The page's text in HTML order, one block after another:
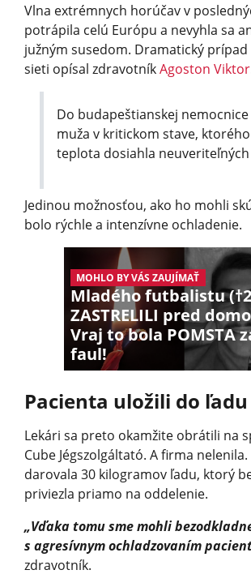
Vlna extrémnych horúčav v
potrápila celú Európu a nevyhla sa
južným susedom. Dramatický prípad
sieti opísal zdravotníkAgoston Viktor
Do budapeštianskej
muža v kritickom stave,
teplota dosiahla neuveriteľných
Jedinou možnosťou, ako ho mohli
bolo rýchle a intenzívne ochladenie.
MOHLO BY VÁS ZAUJÍMAŤ
Mladého futbalistu
ZASTRELILI pred
Vraj to bola POMSTA
faul!
Pacienta uložili do ľadu
Lekári sa preto okamžite obrátili na
Cube Jégszolgáltató. A firma
darovala 30 kilogramov ľadu, ktorý
priviezla priamo na oddelenie.
„Vďaka tomu sme mohli
s agresívnym ochladzovaním
zdravotník.